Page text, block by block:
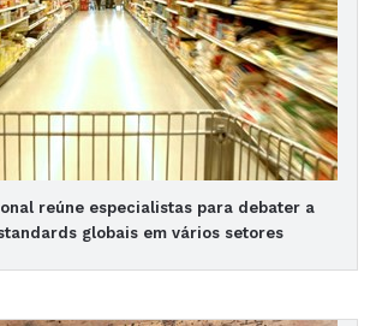
reúne especialistas para debater a
globais em vários setores